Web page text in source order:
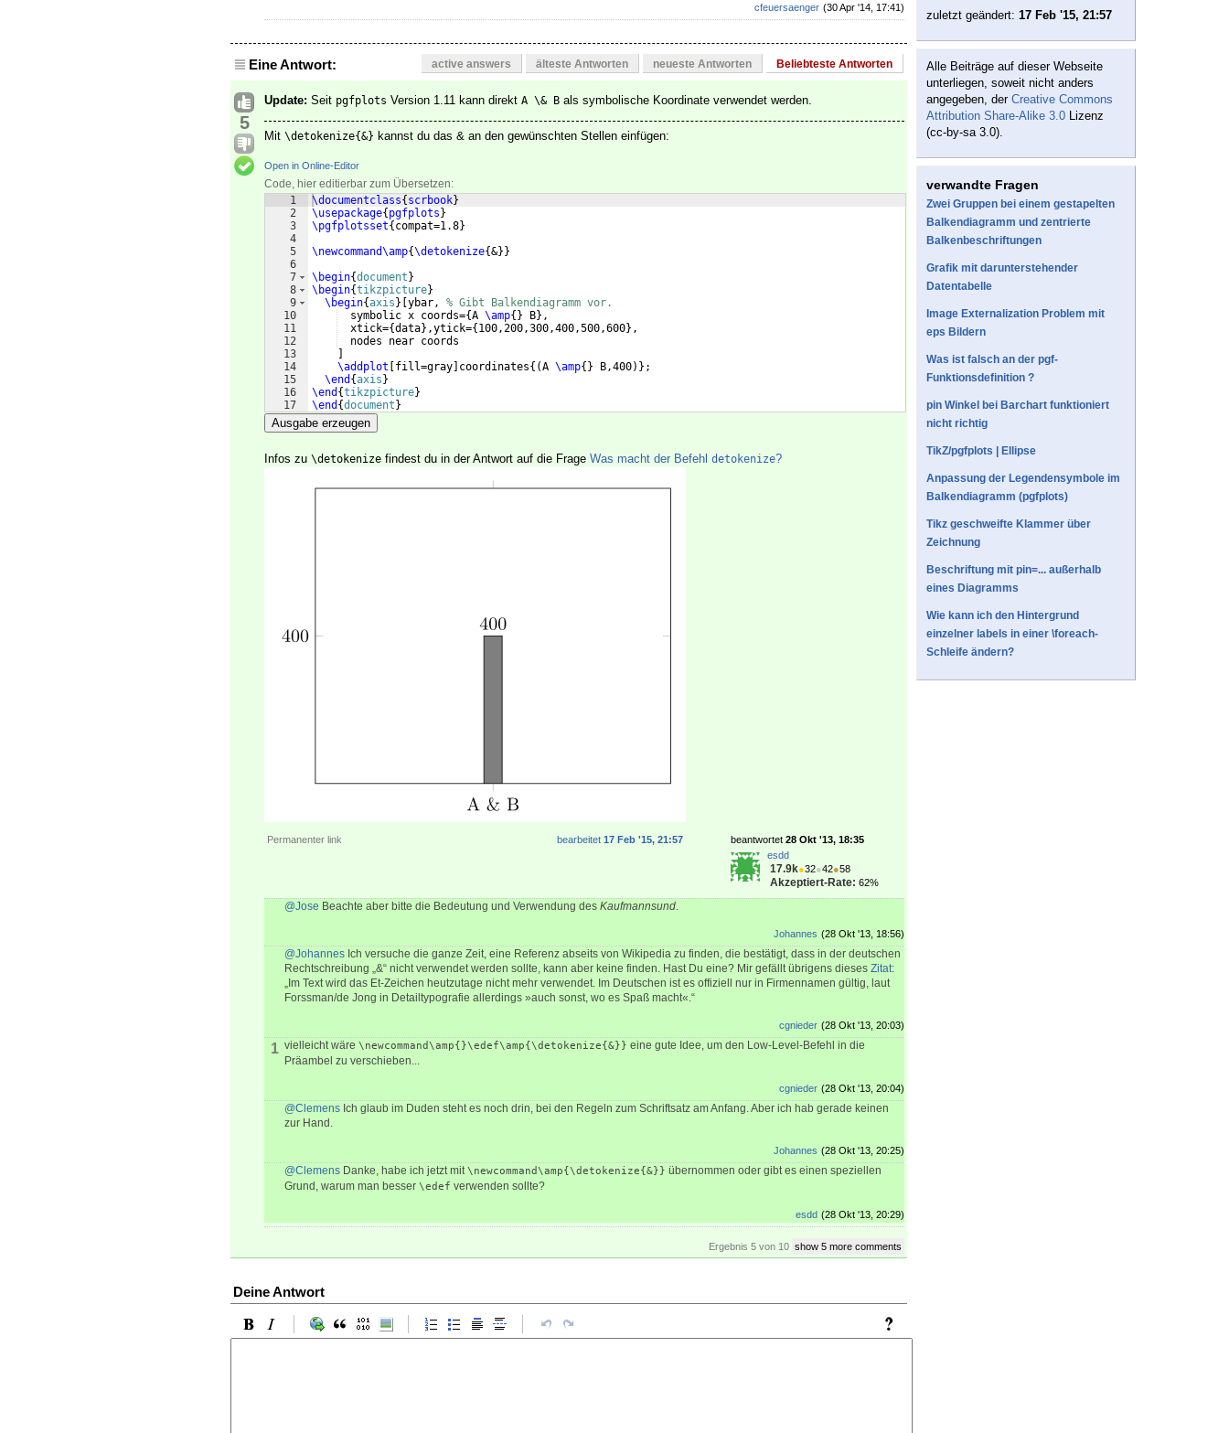
(30 Apr '14, 17:41)
cfeuersaenger
Eine Antwort: active answers älteste Antworten neueste Antworten Beliebteste Antworten
5
Update: Seit pgfplots Version 1.11 kann direkt A \& B als symbolische Koordinate verwendet werden.
Mit \detokenize{&} kannst du das & an den gewünschten Stellen einfügen:
Open in Online-Editor
Code, hier editierbar zum Übersetzen:
1
2
3
4
5
6
7
8
9
10
11
12
13
14
15
16
17
\documentclass{scrbook}
\usepackage{pgfplots}
\pgfplotsset{compat=1.8}
\newcommand\amp{\detokenize{&}}
\begin{document}
\begin{tikzpicture}
\begin{axis} [ybar, % Gibt Balkendiagramm vor.
  symbolic x coords=
{A \amp{} B} ,
  xtick=
{data} ,ytick={100,200,300,400,500,600} ,
  nodes near coords
]
\addplot [fill=gray] coordinates{(A \amp{} B,400)} ;
\end {axis}
\end {tikzpicture}
\end {document}
Ausgabe erzeugen
Infos zu \detokenize findest du in der Antwort auf die Frage Was macht der Befehl detokenize?
Permanenter link beantwortet 28 Okt '13, 18:35
esdd
17.9k●32●42●58
Akzeptiert-Rate: 62%
bearbeitet 17 Feb '15, 21:57
@Jose Beachte aber bitte die Bedeutung und Verwendung des Kaufmannsund
(28 Okt '13, 18:56)
Johannes
@Johannes Ich versuche die ganze Zeit, eine Referenz abseits von Wikipedia zu finden, die bestätigt, dass in der deutschen
Rechtschreibung „&“ nicht verwendet werden sollte, kann aber keine finden. Hast Du eine? Mir gefällt übrigens dieses Zitat:
„Im Text wird das Et-Zeichen heutzutage nicht mehr verwendet. Im Deutschen ist es offiziell nur in Firmennamen gültig, laut
Forssman/de Jong in Detailtypografie allerdings »auch sonst, wo es Spaß macht«.“
(28 Okt '13, 20:03)
cgnieder
1 vielleicht wäre \newcommand\amp{}\edef\amp{\detokenize{&}} eine gute Idee, um den Low-Level-Befehl in die
Präambel zu verschieben...
(28 Okt '13, 20:04)
cgnieder
@Clemens Ich glaub im Duden steht es noch drin, bei den Regeln zum Schriftsatz am Anfang. Aber ich hab gerade keinen
zur Hand.
(28 Okt '13, 20:25)
Johannes
@Clemens Danke, habe ich jetzt mit \newcommand\amp{\detokenize{&}} übernommen oder gibt es einen speziellen
Grund, warum man besser \edef verwenden sollte?
(28 Okt '13, 20:29)
esdd
Ergebnis 5 von 10 show 5 more comments
Deine Antwort
zuletzt geändert: 17 Feb '15, 21:57
Alle Beiträge auf dieser Webseite
unterliegen, soweit nicht anders
angegeben, der Creative Commons
Attribution Share-Alike 3.0 Lizenz
(cc-by-sa 3.0).
verwandte Fragen
Zwei Gruppen bei einem gestapelten
Balkendiagramm und zentrierte
Balkenbeschriftungen
Grafik mit darunterstehender
Datentabelle
Image Externalization Problem mit
eps Bildern
Was ist falsch an der pgf-
Funktionsdefinition ?
pin Winkel bei Barchart funktioniert
nicht richtig
TikZ/pgfplots | Ellipse
Anpassung der Legendensymbole im
Balkendiagramm (pgfplots)
Tikz geschweifte Klammer über
Zeichnung
Beschriftung mit pin=... außerhalb
eines Diagramms
Wie kann ich den Hintergrund
einzelner labels in einer \foreach-
Schleife ändern?